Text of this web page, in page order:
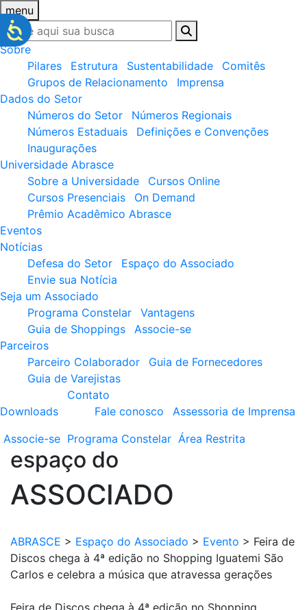
menu
Sobre
Pilares
Estrutura Sustentabilidade
Comitês
Grupos de Relacionamento
Imprensa
Dados do Setor
Números do Setor
Números Regionais
Números Estaduais
Definições e Convenções
Inaugurações
Universidade Abrasce
Sobre a Universidade
Cursos Online
Cursos Presenciais
On Demand
Prêmio Acadêmico Abrasce
Eventos
Notícias
Defesa do Setor
Espaço do Associado
Envie sua Notícia
Seja um Associado
Programa Constelar
Vantagens
Guia de Shoppings
Associe-se
Parceiros
Parceiro Colaborador
Guia de Fornecedores
Guia de Varejistas
Downloads
Contato
Fale conosco
Assessoria de Imprensa
Associe-se Programa Constelar Área Restrita
espaço do
ASSOCIADO
ABRASCE > Espaço do Associado > Evento > Feira de
Discos chega à 4ª edição no Shopping Iguatemi São
Carlos e celebra a música que atravessa gerações
Feira de Discos chega à 4ª edição no Shopping